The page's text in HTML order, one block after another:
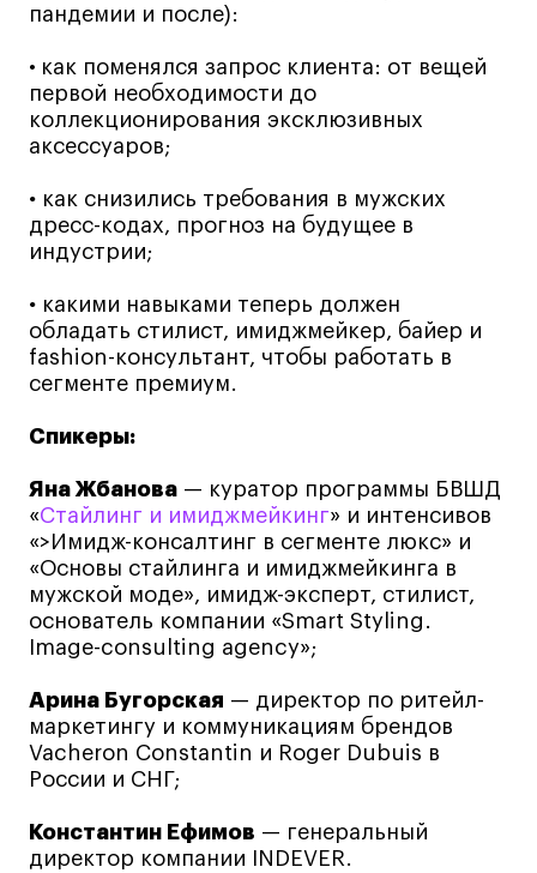
Техникум
Специалист кино- и медиапродакшена
Графический дизайнер
Цифровой маркетолог
Технолог-конструктор одежды
Коммерческий фотограф
Для школьников
Долгосрочные
Все программы
О школе
Новости
События
Блог
Преподаватели
Для прессы
пандемии и после):
• как поменялся запрос клиента: от вещей
первой необходимости до
коллекционирования эксклюзивных
аксессуаров;
• как снизились требования в мужских
дресс-кодах, прогноз на будущее в
индустрии;
• какими навыками теперь должен
обладать стилист, имиджмейкер, байер и
fashion-консультант, чтобы работать в
сегменте премиум.
Спикеры:
Яна Жбанова — куратор программы БВШД
«Стайлинг и имиджмейкинг» и интенсивов
«>Имидж-консалтинг в сегменте люкс» и
«Основы стайлинга и имиджмейкинга в
мужской моде», имидж-эксперт, стилист,
основатель компании «Smart Styling.
Image-consulting agency»;
Арина Бугорская — директор по ритейл-
маркетингу и коммуникациям брендов
Vacheron Constantin и Roger Dubuis в
России и СНГ;
Константин Ефимов — генеральный
директор компании INDEVER.